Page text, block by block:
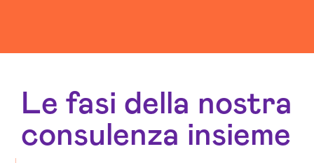
Le fasi della nostra
consulenza insieme